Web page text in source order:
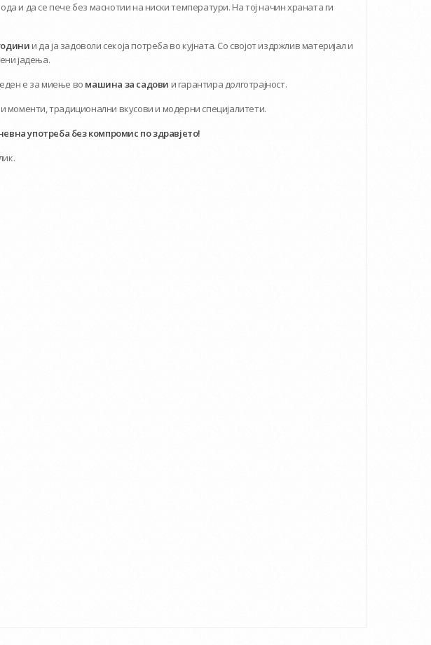
и да се пече без маснотии на ниски температури. На тој начин храната ги
и да ја задоволи секоја потреба во кујната. Со својот издржлив материјал и
јадења.
е за миење во машина за садови и гарантира долготрајност.
моменти, традиционални вкусови и модерни специјалитети.
употреба без компромис по здравјето!